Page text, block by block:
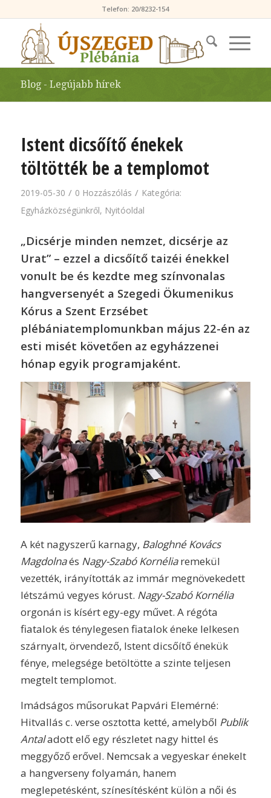
Telefon: 20/8232-154
Blog - Legújabb hírek
Istent dicsőítő énekek
töltötték be a templomot
2019-05-30 / 0 Hozzászólás / Kategória:
Egyházközségünkről, Nyitóoldal
„Dicsérje minden nemzet, dicsérje az
Urat” – ezzel a dicsőítő taizéi énekkel
vonult be és kezdte meg színvonalas
hangversenyét a Szegedi Ökumenikus
Kórus a Szent Erzsébet
plébániatemplomunkban május 22-én az
esti misét követően az egyházzenei
hónap egyik programjaként.
A két nagyszerű karnagy, Baloghné Kovács
Magdolnaés Nagy-Szabó Kornéliaremekül
vezették, irányították az immár megnövekedett
létszámú vegyes kórust. Nagy-Szabó Kornélia
orgonán is kísért egy-egy művet. A régóta
fiatalok és ténylegesen fiatalok éneke lelkesen
szárnyalt, örvendező, Istent dicsőítő énekük
fénye, melegsége betöltötte a szinte teljesen
megtelt templomot.
Imádságos műsorukat Papvári Elemérné:
Hitvallás c. verse osztotta ketté, amelyből Publik
Antaladott elő egy részletet nagy hittel és
meggyőző erővel. Nemcsak a vegyeskar énekelt
a hangverseny folyamán, hanem
meglepetésként, színesítésként külön a női és